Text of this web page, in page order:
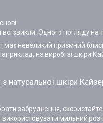
звикли. Одного погляду
невеликий приємний
на виробі зі шкіри
натуральної шкіри
забруднення,
мильний